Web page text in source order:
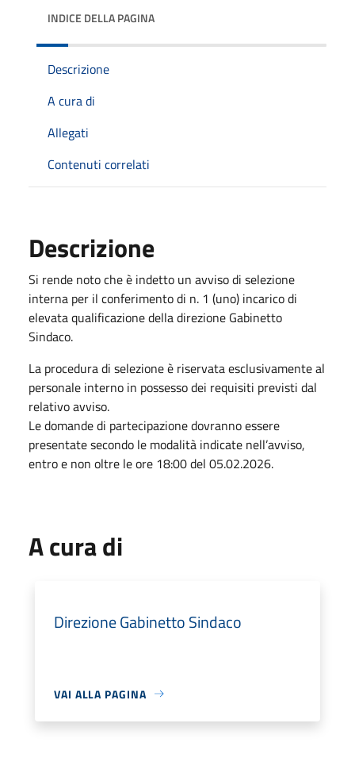
INDICE DELLA PAGINA
Descrizione
A cura di
Allegati
Contenuti correlati
Descrizione
Si rende noto che è indetto un avviso di selezione
interna per il conferimento di n. 1 (uno) incarico di
elevata qualificazione della direzione Gabinetto
Sindaco.
La procedura di selezione è riservata esclusivamente al
personale interno in possesso dei requisiti previsti dal
relativo avviso.
Le domande di partecipazione dovranno essere
presentate secondo le modalità indicate nell’avviso,
entro e non oltre le ore 18:00 del 05.02.2026.
A cura di
Direzione Gabinetto Sindaco
VAI ALLA PAGINA